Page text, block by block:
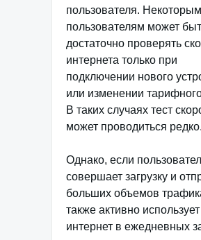
пользователя. Некоторым
пользователям может
достаточно проверять
интернета только при
подключении нового
или изменении
В таких случаях тест
может проводиться редко.
Однако, если
совершает загрузку и
больших объемов
также активно использует
интернет в ежедневных